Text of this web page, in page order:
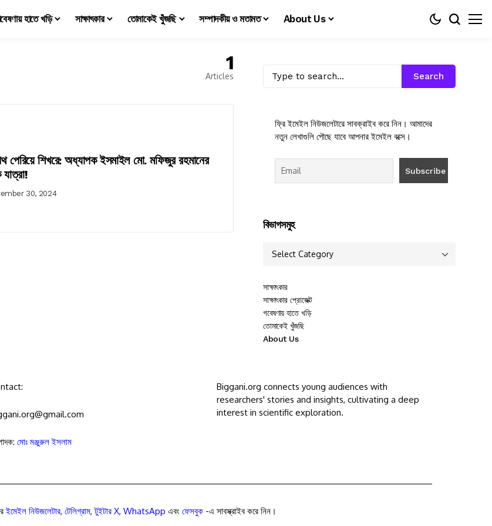
হাতে খড়ি সাক্ষাৎকার তোমাকেই খুঁজছি সম্পাদকীয় ও মতামত About Us
1
Articles
পেরিয়ে শিখরে: অধ্যাপক ইসমাইল মো. মফিজুর রহমানের
30, 2024
Search
ফ্রি ইমেইল নিউজলেটারে সাবক্রাইব করে নিন। আমাদের
নতুন লেখাগুলি পৌছে যাবে আপনার ইমেইল বক্সে।
বিভাগসমুহ
সাক্ষাৎকার
সাক্ষাৎকার প্রোজেক্ট
গবেষণায় হাতে খড়ি
তোমাকেই খুঁজছি
About Us
মোঃ মঞ্জুরুল ইসলাম
Biggani.org connects young audiences with
researchers' stories and insights, cultivating a deep
interest in scientific exploration.
ইমেইল নিউজলেটার, টেলিগ্রাম,টুইটার X, WhatsApp এবং ফেসবুক -এ সাবস্ক্রাইব করে নিন।